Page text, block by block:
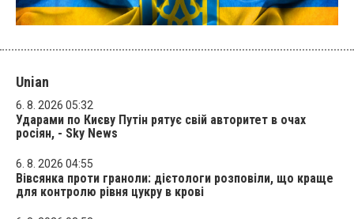
Unian
6. 8. 2026 05:32
Ударами по Києву Путін рятує свій авторитет в очах
росіян, - Sky News
6. 8. 2026 04:55
Вівсянка проти граноли: дієтологи розповіли, що краще
для контролю рівня цукру в крові